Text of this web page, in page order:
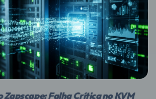
Zapscape: Falha Crítica no KVM